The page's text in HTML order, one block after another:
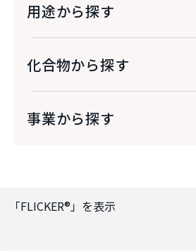
用途から探す
化合物から探す
事業から探す
「FLICKER®」を表示